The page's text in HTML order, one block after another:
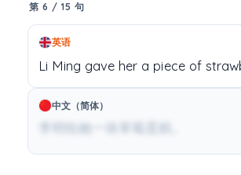
第 6 / 15 句
英语
Li Ming gave her a piece of
中文（简体）
李明给她一块草莓蛋糕。